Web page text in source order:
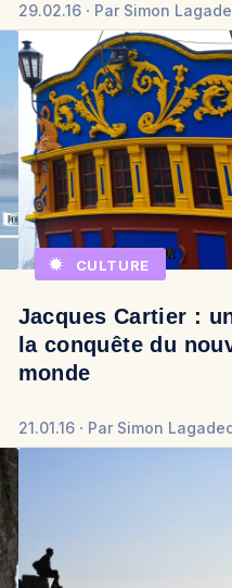
29.02.16 Par Simon
CULTURE
Jacques Cartier :
la conquête du
monde
21.01.16 Par Simon